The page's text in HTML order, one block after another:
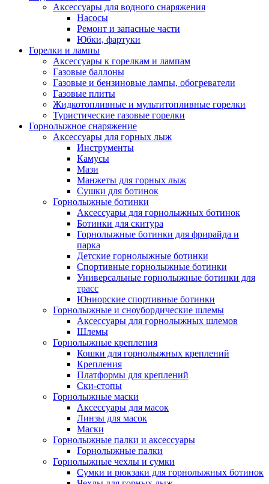
Аксессуары для водного снаряжения
Насосы
Ремонт и запасные части
Юбки, фартуки
Горелки и лампы
Аксессуары к горелкам и лампам
Газовые баллоны
Газовые и бензиновые лампы, обогреватели
Газовые плиты
Жидкотопливные и мультитопливные горелки
Туристические газовые горелки
Горнолыжное снаряжение
Аксессуары для горных лыж
Инструменты
Камусы
Мази
Манжеты для горных лыж
Сушки для ботинок
Горнолыжные ботинки
Аксессуары для горнолыжных ботинок
Ботинки для скитура
Горнолыжные ботинки для фрирайда и
парка
Детские горнолыжные ботинки
Спортивные горнолыжные ботинки
Универсальные горнолыжные ботинки для
трасс
Юниорские спортивные ботинки
Горнолыжные и сноубордические шлемы
Аксессуары для горнолыжных шлемов
Шлемы
Горнолыжные крепления
Кошки для горнолыжных креплений
Крепления
Платформы для креплений
Ски-стопы
Горнолыжные маски
Аксессуары для масок
Линзы для масок
Маски
Горнолыжные палки и аксессуары
Горнолыжные палки
Горнолыжные чехлы и сумки
Сумки и рюкзаки для горнолыжных ботинок